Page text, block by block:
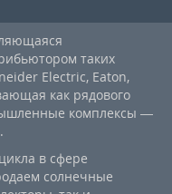
таких
Electric, Eaton,
как рядового
комплексы —
в сфере
солнечные